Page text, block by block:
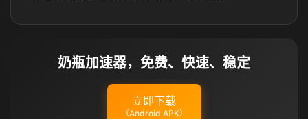
奶瓶加速器，免费、快速、稳定
立即下载
（Android APK）